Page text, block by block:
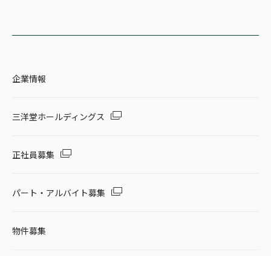
企業情報
三洋堂ホールディングス
正社員募集
パート・アルバイト募集
物件募集